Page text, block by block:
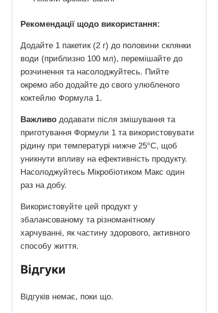
Рекомендації щодо використання:
Додайте 1 пакетик (2 г) до половини склянки
води (приблизно 100 мл), перемішайте до
розчинення та насолоджуйтесь. Пийте
окремо або додайте до свого улюбленого
коктейлю Формула 1.
Важливо додавати після змішування та
приготування Формули 1 та використовувати
рідину при температурі нижче 25°C, щоб
уникнути впливу на ефективність продукту.
Насолоджуйтесь Мікробіотиком Макс один
раз на добу.
Використовуйте цей продукт у
збалансованому та різноманітному
харчуванні, як частину здорового, активного
способу життя.
Відгуки
Відгуків немає, поки що.